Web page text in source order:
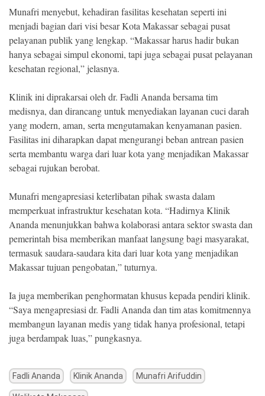
Munafri menyebut, kehadiran fasilitas kesehatan seperti ini
menjadi bagian dari visi besar Kota Makassar sebagai pusat
pelayanan publik yang lengkap. “Makassar harus hadir bukan
hanya sebagai simpul ekonomi, tapi juga sebagai pusat pelayanan
kesehatan regional,” jelasnya.
Klinik ini diprakarsai oleh dr. Fadli Ananda bersama tim
medisnya, dan dirancang untuk menyediakan layanan cuci darah
yang modern, aman, serta mengutamakan kenyamanan pasien.
Fasilitas ini diharapkan dapat mengurangi beban antrean pasien
serta membantu warga dari luar kota yang menjadikan Makassar
sebagai rujukan berobat.
Munafri mengapresiasi keterlibatan pihak swasta dalam
memperkuat infrastruktur kesehatan kota. “Hadirnya Klinik
Ananda menunjukkan bahwa kolaborasi antara sektor swasta dan
pemerintah bisa memberikan manfaat langsung bagi masyarakat,
termasuk saudara-saudara kita dari luar kota yang menjadikan
Makassar tujuan pengobatan,” tuturnya.
Ia juga memberikan penghormatan khusus kepada pendiri klinik.
“Saya mengapresiasi dr. Fadli Ananda dan tim atas komitmennya
membangun layanan medis yang tidak hanya profesional, tetapi
juga berdampak luas,” pungkasnya.
Fadli Ananda Klinik Ananda Munafri Arifuddin